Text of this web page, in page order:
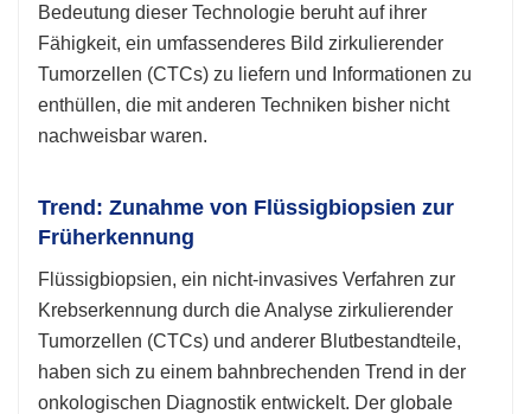
Bedeutung dieser Technologie beruht auf ihrer
Fähigkeit, ein umfassenderes Bild zirkulierender
Tumorzellen (CTCs) zu liefern und Informationen zu
enthüllen, die mit anderen Techniken bisher nicht
nachweisbar waren.
Trend: Zunahme von Flüssigbiopsien zur
Früherkennung
Flüssigbiopsien, ein nicht-invasives Verfahren zur
Krebserkennung durch die Analyse zirkulierender
Tumorzellen (CTCs) und anderer Blutbestandteile,
haben sich zu einem bahnbrechenden Trend in der
onkologischen Diagnostik entwickelt. Der globale